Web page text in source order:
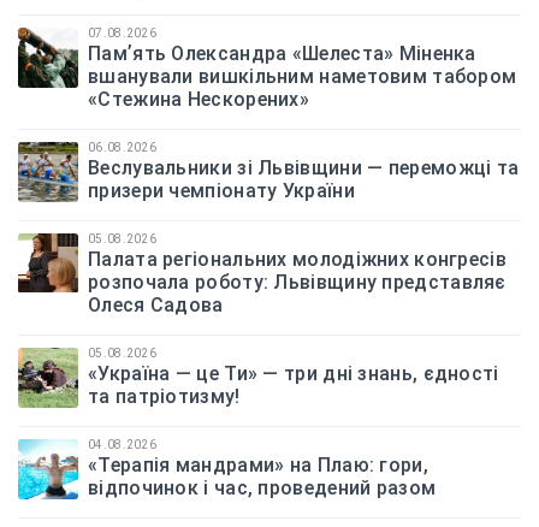
07.08.2026
Памʼять Олександра «Шелеста» Міненка
вшанували вишкільним наметовим табором
«Стежина Нескорених»
06.08.2026
Веслувальники зі Львівщини — переможці та
призери чемпіонату України
05.08.2026
Палата регіональних молодіжних конгресів
розпочала роботу: Львівщину представляє
Олеся Садова
05.08.2026
«Україна — це Ти» — три дні знань, єдності
та патріотизму!
04.08.2026
«Терапія мандрами» на Плаю: гори,
відпочинок і час, проведений разом